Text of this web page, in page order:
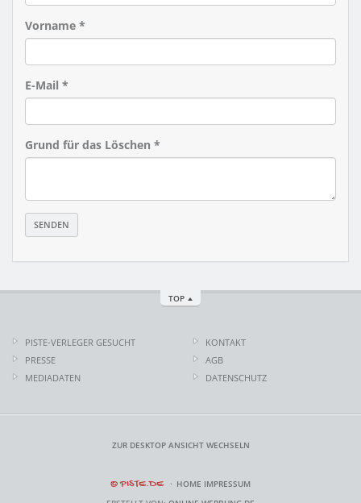
Vorname *
E-Mail *
Grund für das Löschen *
TOP
PISTE-VERLEGER GESUCHT
PRESSE
MEDIADATEN
KONTAKT
AGB
DATENSCHUTZ
ZUR DESKTOP ANSICHT WECHSELN
© PISTE.DE HOME IMPRESSUM